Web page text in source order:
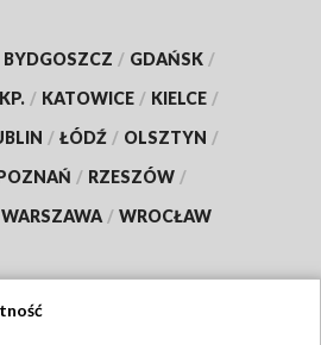
BYDGOSZCZ / GDAŃSK /
/ KATOWICE / KIELCE /
/ ŁÓDŹ / OLSZTYN /
/ RZESZÓW /
WARSZAWA / WROCŁAW